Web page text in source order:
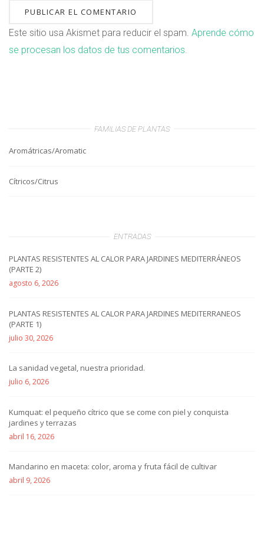
Este sitio usa Akismet para reducir el spam. Aprende cómo
se procesan los datos de tus comentarios.
FAMILIAS DE PLANTAS
Aromátricas/Aromatic
Cítricos/Citrus
ENTRADAS
PLANTAS RESISTENTES AL CALOR PARA JARDINES MEDITERRÁNEOS
(PARTE 2)
agosto 6, 2026
PLANTAS RESISTENTES AL CALOR PARA JARDINES MEDITERRANEOS
(PARTE 1)
julio 30, 2026
La sanidad vegetal, nuestra prioridad.
julio 6, 2026
Kumquat: el pequeño cítrico que se come con piel y conquista
jardines y terrazas
abril 16, 2026
Mandarino en maceta: color, aroma y fruta fácil de cultivar
abril 9, 2026